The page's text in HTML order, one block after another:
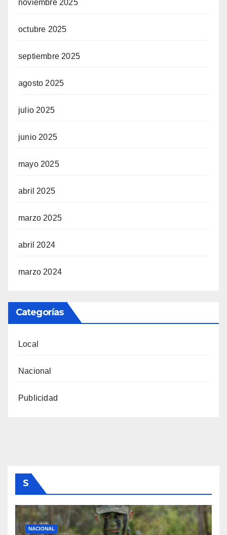
noviembre 2025
octubre 2025
septiembre 2025
agosto 2025
julio 2025
junio 2025
mayo 2025
abril 2025
marzo 2025
abril 2024
marzo 2024
Categorías
Local
Nacional
Publicidad
S
NACIONAL